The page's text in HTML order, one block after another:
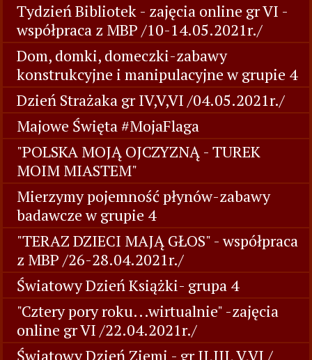
Tydzień Bibliotek - zajęcia online gr VI -
współpraca z MBP /10-14.05.2021r./
Dom, domki, domeczki-zabawy
konstrukcyjne i manipulacyjne w grupie 4
Dzień Strażaka gr IV,V,VI /04.05.2021r./
Majowe Święta #MojaFlaga
"POLSKA MOJĄ OJCZYZNĄ - TUREK
MOIM MIASTEM"
Mierzymy pojemność płynów-zabawy
badawcze w grupie 4
"TERAZ DZIECI MAJĄ GŁOS" - współpraca
z MBP /26-28.04.2021r./
Światowy Dzień Książki- grupa 4
"Cztery pory roku...wirtualnie" -zajęcia
online gr VI /22.04.2021r./
Światowy Dzień Ziemi - gr II,III, V,VI /